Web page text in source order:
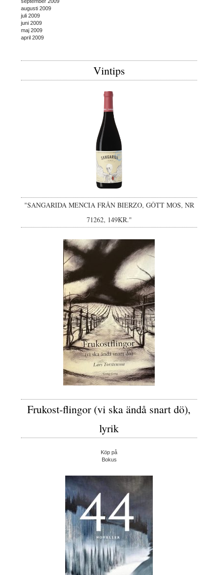
augusti 2009
juli 2009
juni 2009
maj 2009
april 2009
Vintips
"SANGARIDA MENCIA FRÅN BIERZO, GÔTT MOS, NR
71262, 149KR."
Frukost-flingor (vi ska ändå snart dö),
lyrik
Köp på
Bokus